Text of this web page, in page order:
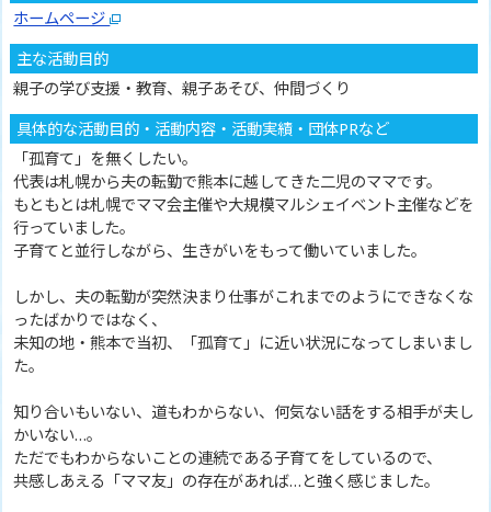
ホームページ
主な活動目的
親子の学び支援・教育、親子あそび、仲間づくり
具体的な活動目的・活動内容・活動実績・団体PRなど
「孤育て」を無くしたい。
代表は札幌から夫の転勤で熊本に越してきた二児のママです。
もともとは札幌でママ会主催や大規模マルシェイベント主催などを
行っていました。
子育てと並行しながら、生きがいをもって働いていました。
しかし、夫の転勤が突然決まり仕事がこれまでのようにできなくな
ったばかりではなく、
未知の地・熊本で当初、「孤育て」に近い状況になってしまいまし
た。
知り合いもいない、道もわからない、何気ない話をする相手が夫し
かいない…。
ただでもわからないことの連続である子育てをしているので、
共感しあえる「ママ友」の存在があれば…と強く感じました。